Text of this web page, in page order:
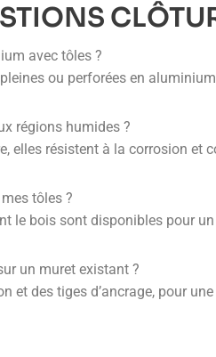
avec tôles ?
ou perforées en
régions humides ?
elles résistent à la corrosion et
tôles ?
le bois sont disponibles pour
un muret existant ?
et des tiges d’ancrage, pour